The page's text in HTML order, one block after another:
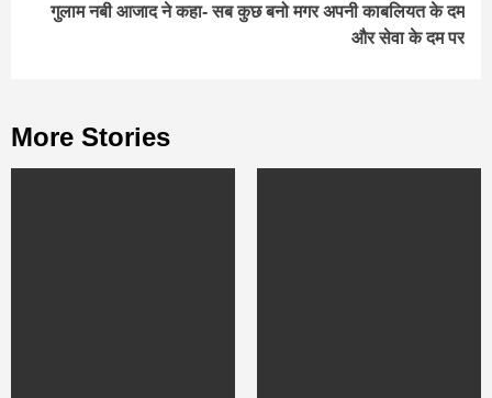
गुलाम नबी आजाद ने कहा- सब कुछ बनो मगर अपनी काबलियत के दम
और सेवा के दम पर
More Stories